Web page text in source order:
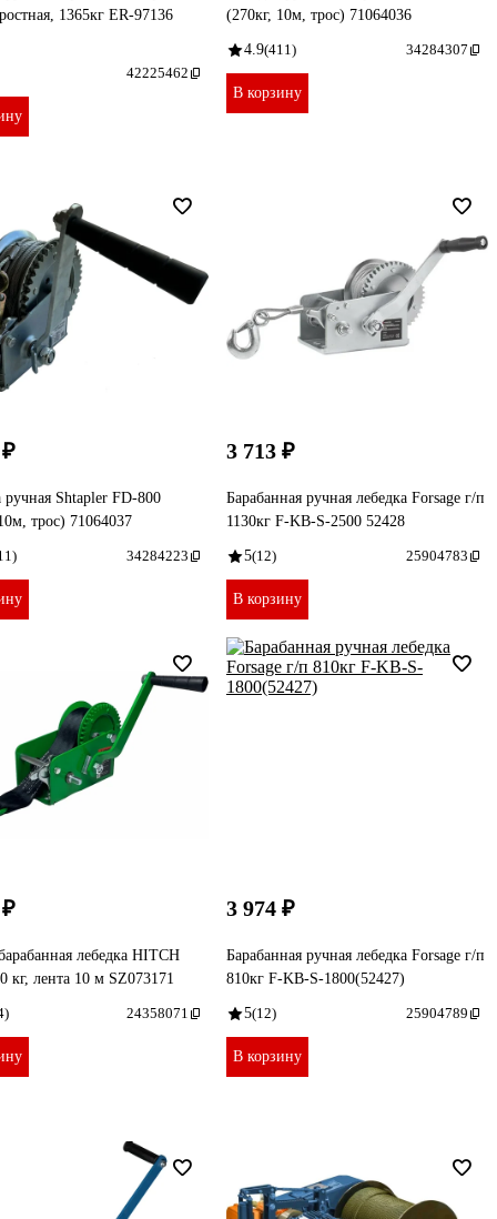
1365кг ER-97136
42225462
(270кг, 10м, трос) 71064036
4.9(411) 34284307
В корзину
₽
ручная Shtapler FD-800
трос) 71064037
34284223
3 713 ₽
Барабанная ручная лебедка Forsage г/п
1130кг F-KB-S-2500 52428
5(12) 25904783
В корзину
₽
лебедка HITCH
кг, лента 10 м SZ073171
24358071
3 974 ₽
Барабанная ручная лебедка Forsage г/п
810кг F-KB-S-1800(52427)
5(12) 25904789
В корзину